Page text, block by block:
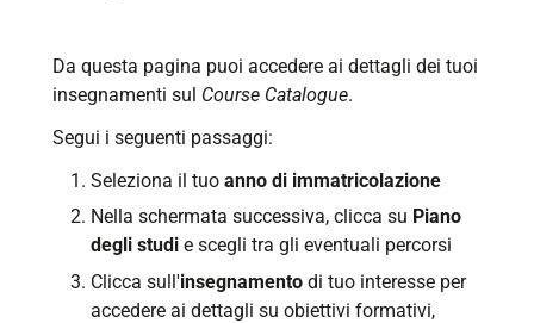
Da questa pagina puoi accedere ai dettagli dei tuoi
insegnamenti sul Course Catalogue.
Segui i seguenti passaggi:
Seleziona il tuo anno di immatricolazione
Nella schermata successiva, clicca su Piano
degli studi e scegli tra gli eventuali percorsi
Clicca sull'insegnamento di tuo interesse per
accedere ai dettagli su obiettivi formativi,